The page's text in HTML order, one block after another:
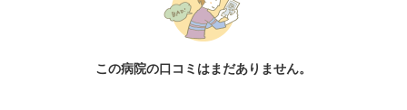
この病院の口コミはまだありません。